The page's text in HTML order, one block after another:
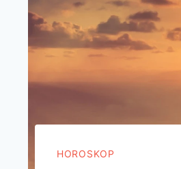
HOROSKOP